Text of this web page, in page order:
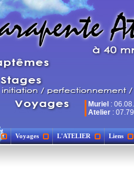
Muriel :
Atelier :
Voyages L'ATELIER Liens